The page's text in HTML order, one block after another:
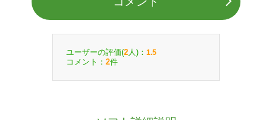
ユーザーの評価(2 人)： 1.5
コメント： 2件